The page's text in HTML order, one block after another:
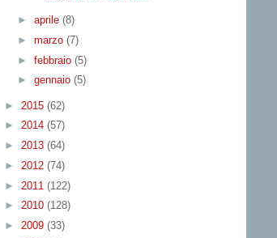
► aprile (8)
► marzo (7)
► febbraio (5)
► gennaio (5)
► 2015 (62)
► 2014 (57)
► 2013 (64)
► 2012 (74)
► 2011 (122)
► 2010 (128)
► 2009 (33)